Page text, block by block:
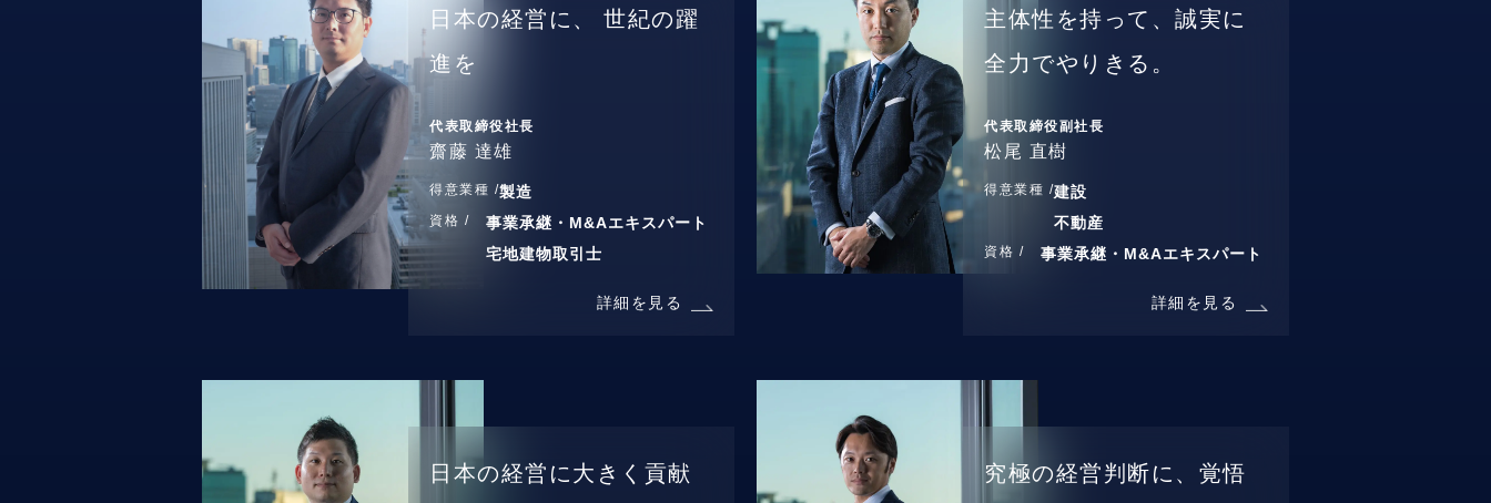
日本の経営に、
世紀の躍
進を
代表取締役社長
齋藤 達雄
得意業種 /製造
資格 /
事業承継・M&Aエキスパート
宅地建物取引士
詳細を見る
主体性を持って、誠実に
全力でやりきる。
代表取締役副社長
松尾 直樹
得意業種 /建設
不動産
資格 / 事業承継・M&Aエキスパート
詳細を見る
日本の経営に大きく貢献
究極の経営判断に、覚悟